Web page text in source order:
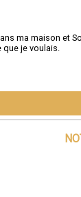
ma maison et
que je voulais.